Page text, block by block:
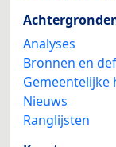
Analyses
Bronnen en
Gemeentelijke
Nieuws
Ranglijsten